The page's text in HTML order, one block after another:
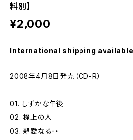
料別】
¥2,000
International shipping available
2008年4月8日発売（CD-R）
01. しずかな午後
02. 機上の人
03. 親愛なる・・